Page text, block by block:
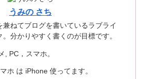
うみの さち
兼ねてブログを書いているラブライ
分かりやすく書くのが目標です。
, PC，スマホ。
ホ は iPhone 使ってます。